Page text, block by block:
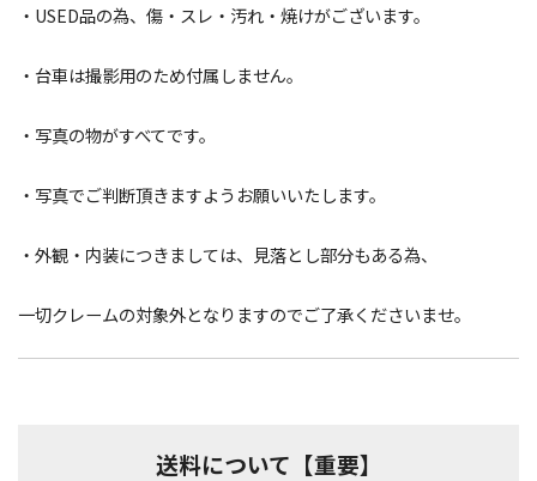
・USED品の為、傷・スレ・汚れ・焼けがございます。
・台車は撮影用のため付属しません。
・写真の物がすべてです。
・写真でご判断頂きますようお願いいたします。
・外観・内装につきましては、見落とし部分もある為、
一切クレームの対象外となりますのでご了承くださいませ。
送料について【重要】